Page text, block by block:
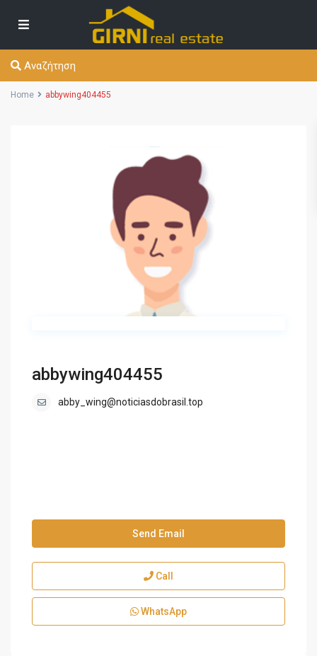
Αναζήτηση
Home abbywing404455
abbywing404455
abby_wing@noticiasdobrasil.top
Send Email
Call
WhatsApp